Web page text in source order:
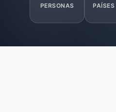
PERSONAS PAÍSES